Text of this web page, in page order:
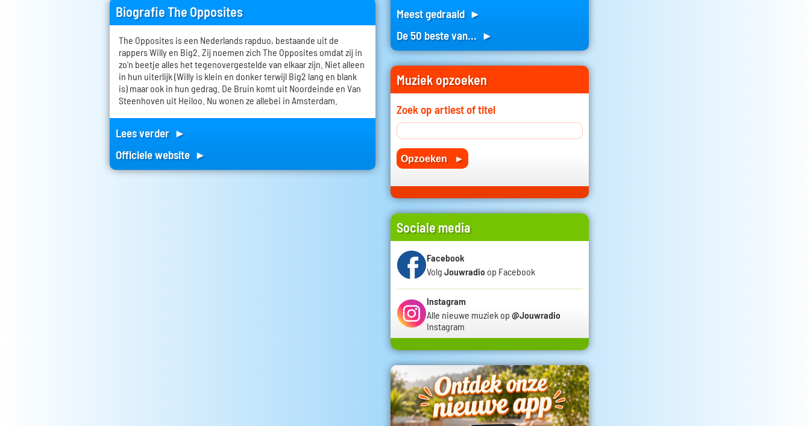
Biografie The Opposites
The Opposites is een Nederlands rapduo, bestaande uit de
rappers Willy en Big2. Zij noemen zich The Opposites omdat zij in
zo'n beetje alles het tegenovergestelde van elkaar zijn. Niet alleen
in hun uiterlijk (Willy is klein en donker terwijl Big2 lang en blank
is) maar ook in hun gedrag. De Bruin komt uit Noordeinde en Van
Steenhoven uit Heiloo. Nu wonen ze allebei in Amsterdam.
Lees verder ►
Officiele website ►
Meest gedraaid ►
De 50 beste van... ►
Muziek opzoeken
Zoek op artiest of titel
Sociale media
Facebook
Volg Jouwradio op Facebook
Instagram
Alle nieuwe muziek op @Jouwradio
Instagram